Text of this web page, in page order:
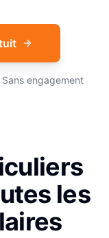
engagement
les